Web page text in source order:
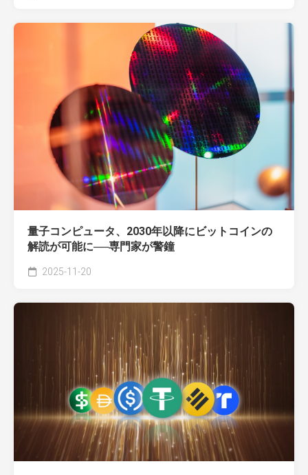
量子コンピュータ、2030年以降にビットコインの
解読が可能に──専門家が警鐘
2025-11-20